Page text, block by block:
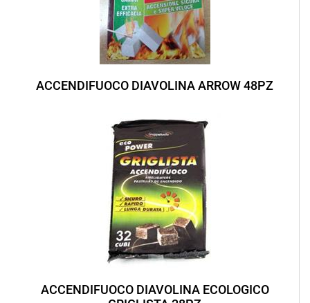
ACCENDIFUOCO DIAVOLINA ARROW 48PZ
ACCENDIFUOCO DIAVOLINA ECOLOGICO